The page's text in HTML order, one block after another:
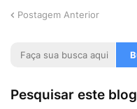
Postagem Anterior
Pesquisar este blog